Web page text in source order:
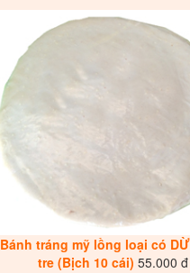
Bánh tráng mỹ lồng loại có
tre (Bịch 10 cái) 55.000 đ